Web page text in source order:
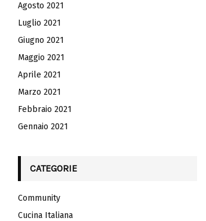
Agosto 2021
Luglio 2021
Giugno 2021
Maggio 2021
Aprile 2021
Marzo 2021
Febbraio 2021
Gennaio 2021
CATEGORIE
Community
Cucina Italiana